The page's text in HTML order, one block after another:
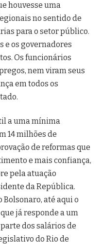
houvesse uma
no sentido de
para o setor público.
e os governadores
Os funcionários
nem viram seus
em todos os
a uma mínima
14 milhões de
de reformas que
e mais confiança,
pela atuação
da República.
Bolsonaro, até aqui o
já responde a um
dos salários de
do Rio de